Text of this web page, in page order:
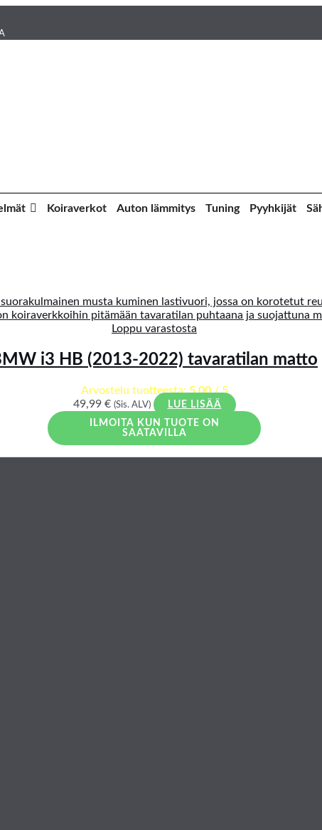
Koiraverkot Auton lämmitys Tuning Pyyhkijät
Loppu varastosta
i3 HB (2013-2022) tavaratilan matto
Arvostelu tuotteesta:5.00/ 5
49,99 € (Sis. ALV)
LUE LISÄÄ
ILMOITA KUN TUOTE ON
SAATAVILLA